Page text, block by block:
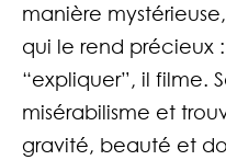
manière
qui le rend précieux
“expliquer”, il filme.
misérabilisme et
gravité, beauté et